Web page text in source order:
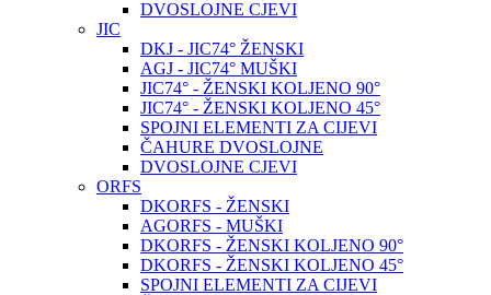
DVOSLOJNE CJEVI
JIC
DKJ - JIC74° ŽENSKI
AGJ - JIC74° MUŠKI
JIC74° - ŽENSKI KOLJENO 90°
JIC74° - ŽENSKI KOLJENO 45°
SPOJNI ELEMENTI ZA CIJEVI
ČAHURE DVOSLOJNE
DVOSLOJNE CJEVI
ORFS
DKORFS - ŽENSKI
AGORFS - MUŠKI
DKORFS - ŽENSKI KOLJENO 90°
DKORFS - ŽENSKI KOLJENO 45°
SPOJNI ELEMENTI ZA CIJEVI